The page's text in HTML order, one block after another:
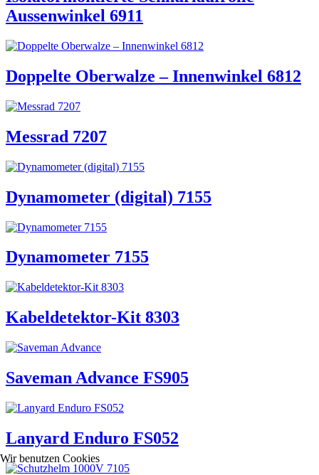
Aussenwinkel 6911
Doppelte Oberwalze – Innenwinkel 6812
Messrad 7207
Dynamometer (digital) 7155
Dynamometer 7155
Kabeldetektor-Kit 8303
Saveman Advance FS905
Lanyard Enduro FS052
Wir benutzen Cookies